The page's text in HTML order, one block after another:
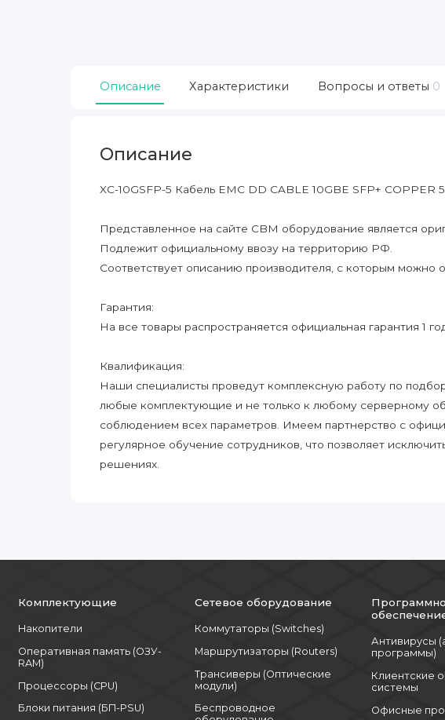
Описание Характеристики Вопросы и ответы 0
Описание
XC-10GSFP-5 Кабель EMC DD CABLE 10GBE SFP+ COPPER
Представленное на сайте CBM оборудование является
Подлежит официальному ввозу на территорию РФ.
Соответствует описанию производителя, с которым можно
Гарантия:
На все товары распространяется официальная гарантия 1
Квалификация:
Наши специалисты проведут комплексную работу по
любые комплектующие и не только к любому серверному
соблюдением всех параметров. Имеем партнерство с
регулярное обучение сотрудников, что позволяет
решениях.
Комплектующие
Накопители
Оперативная память (ОЗУ-
RAM)
Процессоры (CPU)
Блоки питания (БП-PSU)
Сетевое оборудование
Коммутаторы (Switches)
Маршрутизаторы (Routers)
Трансиверы (Оптические
модули)
Беспроводное
Антивирусы
программы)
Клиентские
системы
Офисные